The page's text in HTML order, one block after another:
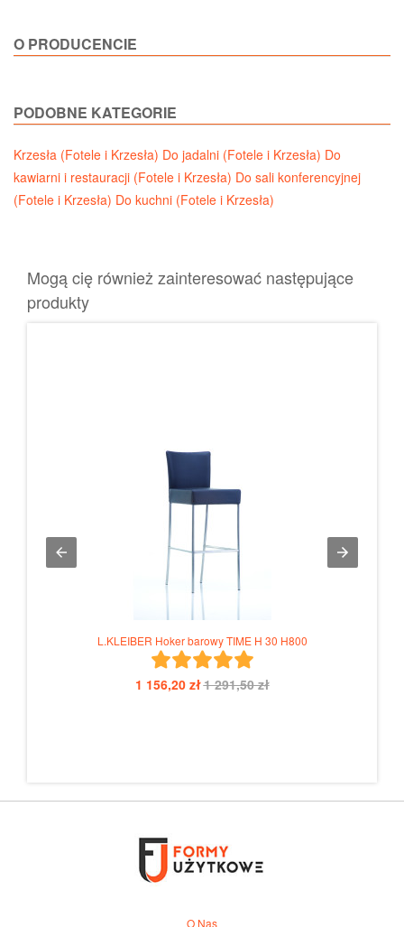
O PRODUCENCIE
PODOBNE KATEGORIE
Krzesła (Fotele i Krzesła) Do jadalni (Fotele i Krzesła) Do
kawiarni i restauracji (Fotele i Krzesła) Do sali konferencyjnej
(Fotele i Krzesła) Do kuchni (Fotele i Krzesła)
Mogą cię również zainteresować następujące
produkty
L.KLEIBER Hoker barowy TIME H 30 H800
1 156,20 zł1 291,50 zł
O Nas